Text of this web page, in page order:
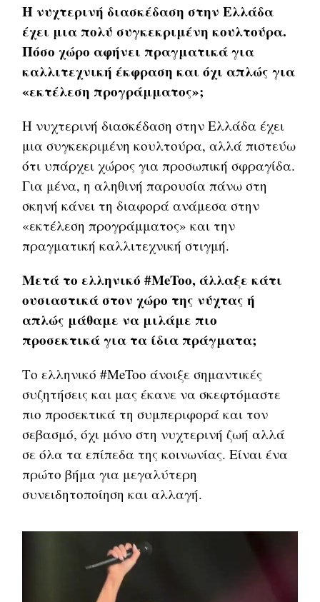
Η νυχτερινή διασκέδαση στην Ελλάδα
έχει μια πολύ συγκεκριμένη κουλτούρα.
Πόσο χώρο αφήνει πραγματικά για
καλλιτεχνική έκφραση και όχι απλώς για
«εκτέλεση προγράμματος»;
Η νυχτερινή διασκέδαση στην Ελλάδα έχει
μια συγκεκριμένη κουλτούρα, αλλά πιστεύω
ότι υπάρχει χώρος για προσωπική σφραγίδα.
Για μένα, η αληθινή παρουσία πάνω στη
σκηνή κάνει τη διαφορά ανάμεσα στην
«εκτέλεση προγράμματος» και την
πραγματική καλλιτεχνική στιγμή.
Μετά το ελληνικό #MeToo, άλλαξε κάτι
ουσιαστικά στον χώρο της νύχτας ή
απλώς μάθαμε να μιλάμε πιο
προσεκτικά για τα ίδια πράγματα;
Το ελληνικό #MeToo άνοιξε σημαντικές
συζητήσεις και μας έκανε να σκεφτόμαστε
πιο προσεκτικά τη συμπεριφορά και τον
σεβασμό, όχι μόνο στη νυχτερινή ζωή αλλά
σε όλα τα επίπεδα της κοινωνίας. Είναι ένα
πρώτο βήμα για μεγαλύτερη
συνειδητοποίηση και αλλαγή.